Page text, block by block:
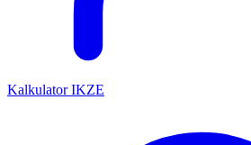
Kalkulator IKZE